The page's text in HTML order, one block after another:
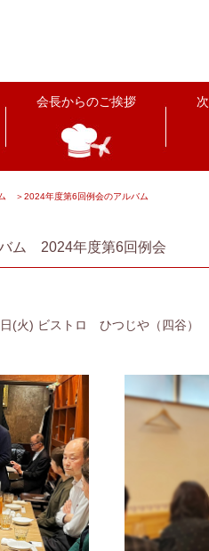
会長からのご挨拶
＞2024年度第6回例会のアルバム
ム 2024年度第6回例会
(火) ビストロ ひつじや（四谷）